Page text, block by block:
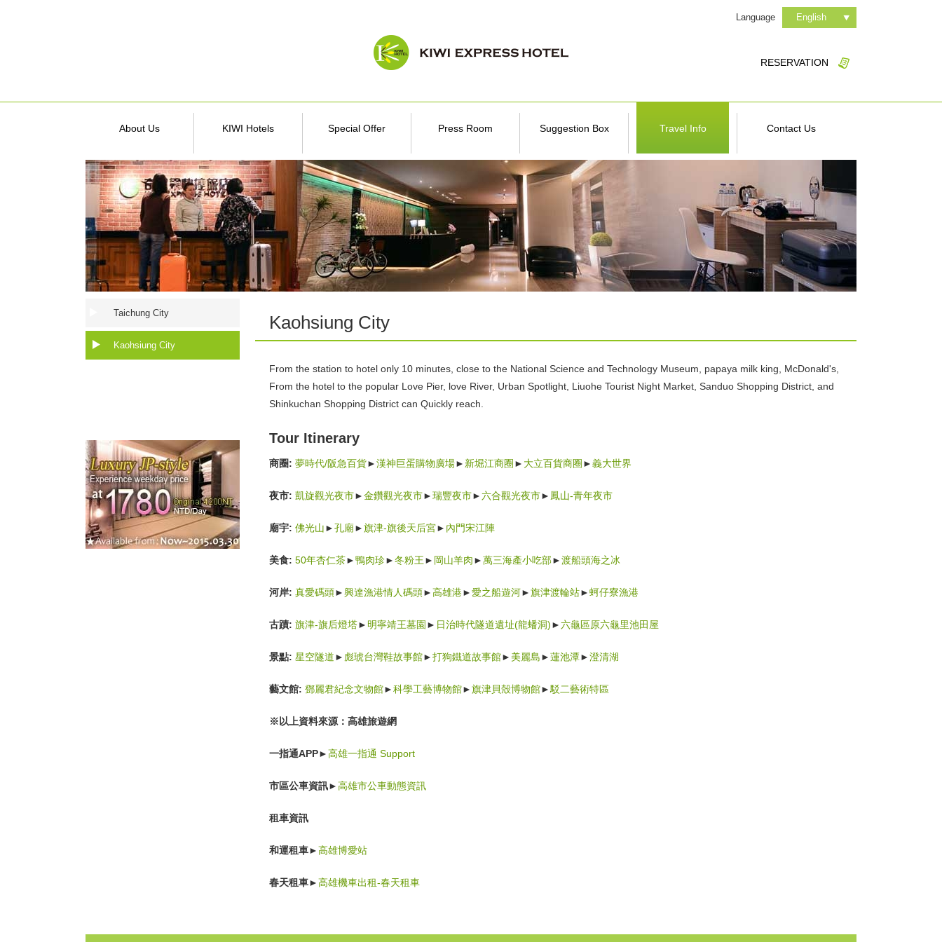
Language English
RESERVATION
About Us KIWI Hotels Special Offer Press Room Suggestion Box Travel Info Contact Us
Taichung City
Kaohsiung City
Kaohsiung City
From the station to hotel only 10 minutes, close to the National Science and Technology Museum, papaya milk king, McDonald's,
From the hotel to the popular Love Pier, love River, Urban Spotlight, Liuohe Tourist Night Market, Sanduo Shopping District, and
Shinkuchan Shopping District can Quickly reach.
Tour Itinerary
商圈: 夢時代/阪急百貨►漢神巨蛋購物廣場► 新堀江商圈 ► 大立百貨商圈 ►義大世界
夜市: 凱旋觀光夜市►金鑽觀光夜市►瑞豐夜市►六合觀光夜市► 鳳山-青年夜市
廟宇: 佛光山►孔廟►旗津-旗後天后宮► 內門宋江陣
美食: 50年杏仁茶►鴨肉珍►冬粉王► 岡山羊肉►萬三海產小吃部►渡船頭海之冰
河岸: 真愛碼頭►興達漁港情人碼頭►高雄港►愛之船遊河►旗津渡輪站►蚵仔寮漁港
古蹟: 旗津-旗后燈塔► 明寧靖王墓園 ► 日治時代隧道遺址(龍蟠洞)►六龜區原六龜里池田屋
景點: 星空隧道► 彪琥台灣鞋故事館►打狗鐵道故事館► 美麗島►蓮池潭►澄清湖
藝文館: 鄧麗君紀念文物館►科學工藝博物館►旗津貝殼博物館►駁二藝術特區
※以上資料來源： 高雄旅遊網
一指通APP►高雄一指通 Support
市區公車資訊►高雄市公車動態資訊
租車資訊
和運租車►高雄博愛站
春天租車►高雄機車出租-春天租車